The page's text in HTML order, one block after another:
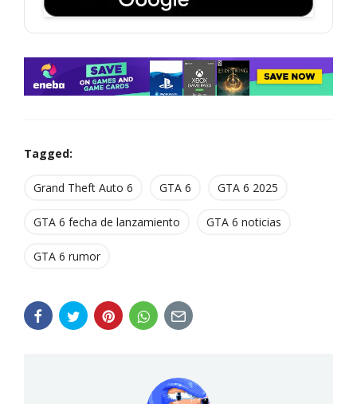
Tagged:
Grand Theft Auto 6 GTA 6 GTA 6 2025
GTA 6 fecha de lanzamiento GTA 6 noticias
GTA 6 rumor